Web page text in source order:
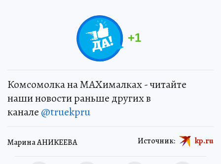
+1
Комсомолка на MAXималках - читайте
наши новости раньше других в
канале @truekpru
Марина АНИКЕЕВА Источник: kp.ru